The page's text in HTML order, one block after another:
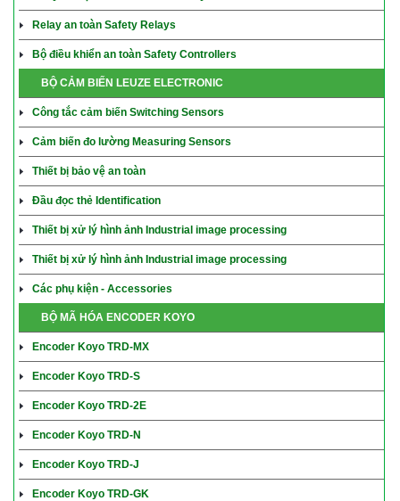
Relay an toàn Safety Relays
Bộ điều khiển an toàn Safety Controllers
BỘ CẢM BIẾN LEUZE ELECTRONIC
Công tắc cảm biến Switching Sensors
Cảm biến đo lường Measuring Sensors
Thiết bị bảo vệ an toàn
Đầu đọc thẻ Identification
Thiết bị xử lý hình ảnh Industrial image processing
Thiết bị xử lý hình ảnh Industrial image processing
Các phụ kiện - Accessories
BỘ MÃ HÓA ENCODER KOYO
Encoder Koyo TRD-MX
Encoder Koyo TRD-S
Encoder Koyo TRD-2E
Encoder Koyo TRD-N
Encoder Koyo TRD-J
Encoder Koyo TRD-GK